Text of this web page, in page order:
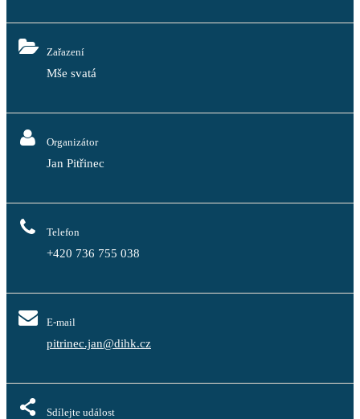
Zařazení
Mše svatá
Organizátor
Jan Pitřinec
Telefon
+420 736 755 038
E-mail
pitrinec.jan@dihk.cz
Sdílejte událost